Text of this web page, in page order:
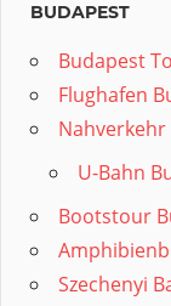
BUDAPEST
Budapest
Flughafen
U-Bahn
Bootstour
Szechenyi